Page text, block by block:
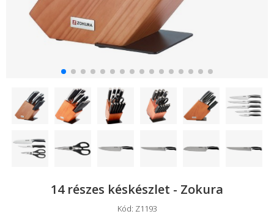
14 részes késkészlet - Zokura
Kód: Z1193